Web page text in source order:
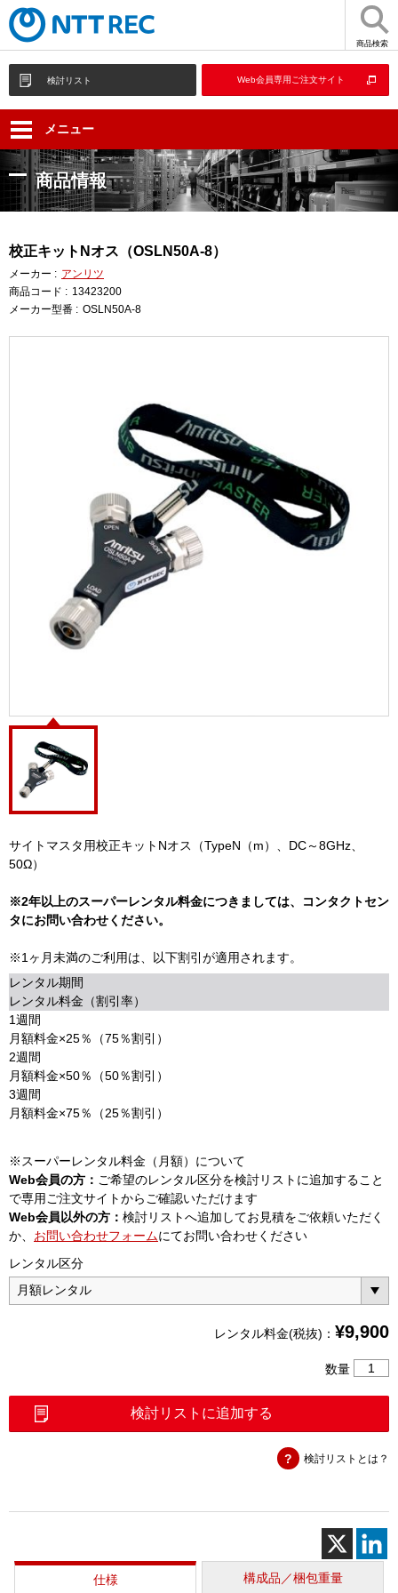
商品検索
検討リスト Web会員専用ご注文サイト
メニュー
商品情報
校正キットNオス（OSLN50A-8）
メーカー : アンリツ
商品コード : 13423200
メーカー型番 : OSLN50A-8
サイトマスタ用校正キットNオス（TypeN（m）、DC～8GHz、
50Ω）
※2年以上のスーパーレンタル料金につきましては、コンタクトセン
タにお問い合わせください。
※1ヶ月未満のご利用は、以下割引が適用されます。
レンタル期間
レンタル料金（割引率）
1週間
月額料金×25％（75％割引）
2週間
月額料金×50％（50％割引）
3週間
月額料金×75％（25％割引）
※スーパーレンタル料金（月額）について
Web会員の方： ご希望のレンタル区分を検討リストに追加すること
で専用ご注文サイトからご確認いただけます
Web会員以外の方： 検討リストへ追加してお見積をご依頼いただく
か、 お問い合わせフォームにてお問い合わせください
レンタル区分
レンタル料金(税抜)： ¥9,900
数量
N
（
8）
個
検討リストに追加する
検討リストとは？
仕様 構成品／梱包重量